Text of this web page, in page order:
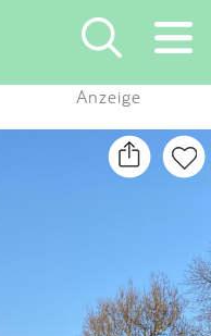
×
Anzeige